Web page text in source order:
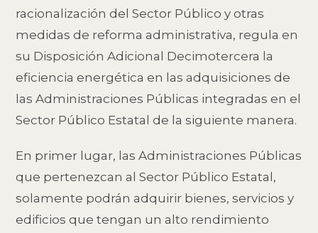
racionalización del Sector Público y otras
medidas de reforma administrativa, regula en
su Disposición Adicional Decimotercera la
eficiencia energética en las adquisiciones de
las Administraciones Públicas integradas en el
Sector Público Estatal de la siguiente manera.
En primer lugar, las Administraciones Públicas
que pertenezcan al Sector Público Estatal,
solamente podrán adquirir bienes, servicios y
edificios que tengan un alto rendimiento